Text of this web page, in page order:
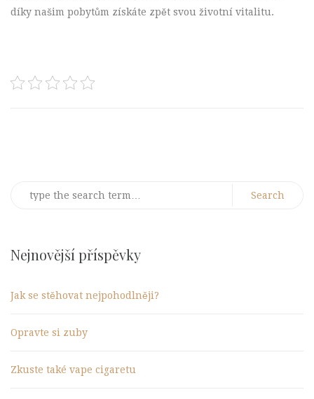
díky našim pobytům získáte zpět svou životní vitalitu.
Search
Nejnovější příspěvky
Jak se stěhovat nejpohodlněji?
Opravte si zuby
Zkuste také vape cigaretu